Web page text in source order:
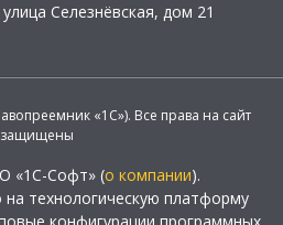
улица Селезнёвская, дом 21
«1С»). Все права на сайт
защищены
«1С-Софт» (о компании).
технологическую платформу